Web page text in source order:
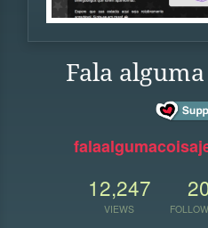
Fala
12,247
VIEWS